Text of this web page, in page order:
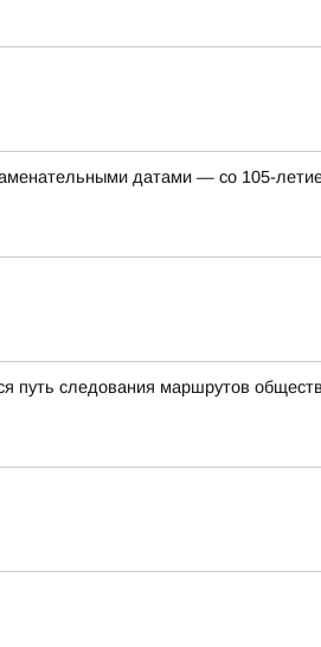
датами — со 105-
путь следования маршрутов